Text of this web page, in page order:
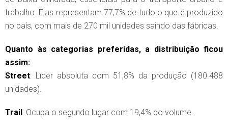
trabalho. Elas representam 77,7% de tudo o que é produzido
no país, com mais de 270 mil unidades saindo das fábricas.
Quanto às categorias preferidas, a distribuição ficou
assim:
Street: Líder absoluta com 51,8% da produção (180.488
unidades).
Trail : Ocupa o segundo lugar com 19,4% do volume.